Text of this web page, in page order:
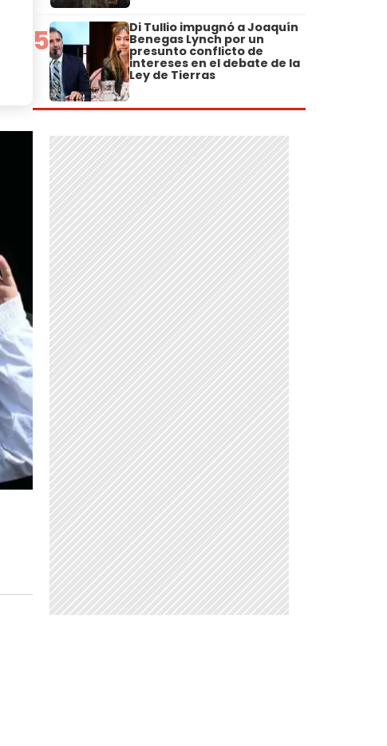
5 Di Tullio impugnó a Joaquín
Benegas Lynch por un
presunto conflicto de
intereses en el debate de la
Ley de Tierras